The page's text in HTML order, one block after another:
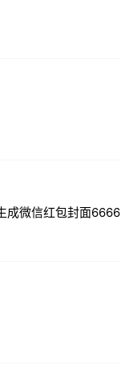
成微信红包封面6666